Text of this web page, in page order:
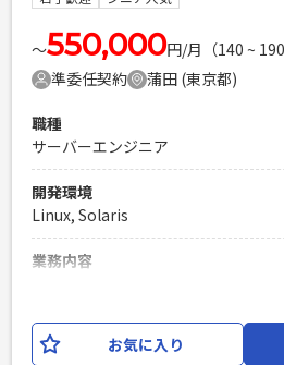
ン能力問題ない方
PHPを用いたWebサービスの開発
Laravelを用いた開発経験1年以上
エンジニア複数人のチームでの開
〜550,000円/月（140 ~
準委任契約
蒲田 (東京都)
職種
サーバーエンジニア
開発環境
Linux, Solaris
業務内容
ミドルウェアのマイグレーション
以下の2つです。 ①シェルの共通
認しながら、シェル（bash、csh）
お気に入り